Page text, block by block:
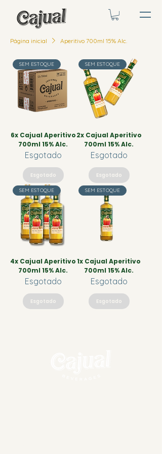
Página inicial Aperitivo 700ml 15% Alc.
SEM ESTOQUE
6x Cajual Aperitivo
700ml 15% Alc.
Esgotado
Esgotado
SEM ESTOQUE
2x Cajual Aperitivo
700ml 15% Alc.
Esgotado
Esgotado
SEM ESTOQUE
4x Cajual Aperitivo
700ml 15% Alc.
Esgotado
Esgotado
SEM ESTOQUE
1x Cajual Aperitivo
700ml 15% Alc.
Esgotado
Esgotado